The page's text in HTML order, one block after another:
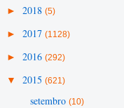
► 2018 (5)
► 2017 (1128)
► 2016 (292)
▼ 2015 (621)
setembro (10)